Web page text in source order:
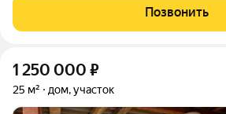
Позвонить
1 250 000 ₽
25 м² дом, участок